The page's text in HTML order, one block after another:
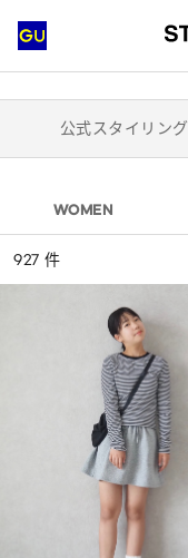
公式スタイリング
WOMEN
927 件